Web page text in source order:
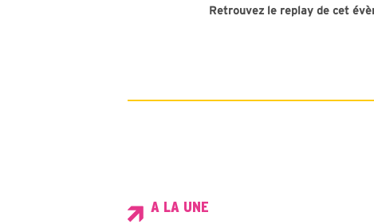
Retrouvez le replay de cet
A LA UNE